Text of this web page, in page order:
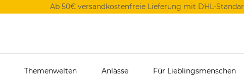
Ab 50€ versandkostenfreie Lieferung mit DHL-
Themenwelten Anlässe Für Lieblingsmenschen